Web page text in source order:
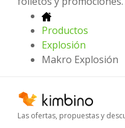
Productos
Explosión
Makro Explosión
Las ofertas, propuestas y